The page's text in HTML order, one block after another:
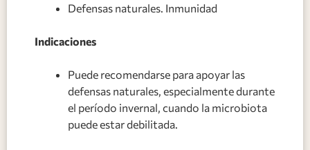
Defensas naturales. Inmunidad
Indicaciones
Puede recomendarse para apoyar las
defensas naturales, especialmente durante
el período invernal, cuando la microbiota
puede estar debilitada.